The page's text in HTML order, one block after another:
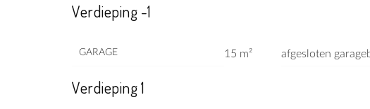
Verdieping -1
GARAGE 15 m² afgesloten
Verdieping 1